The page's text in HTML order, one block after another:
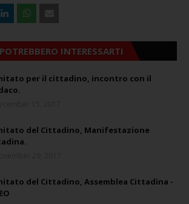
INTERESSARTI
per il cittadino, incontro con il
del Cittadino, Manifestazione
del Cittadino, Assemblea Cittadina -